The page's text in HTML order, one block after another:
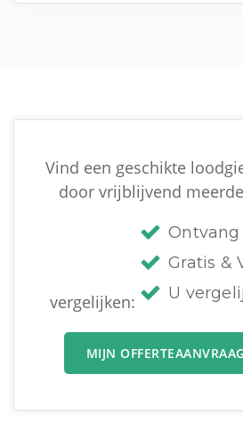
Vind een geschikte
door vrijblijvend
vergelijken:
Gratis &
U
MIJN